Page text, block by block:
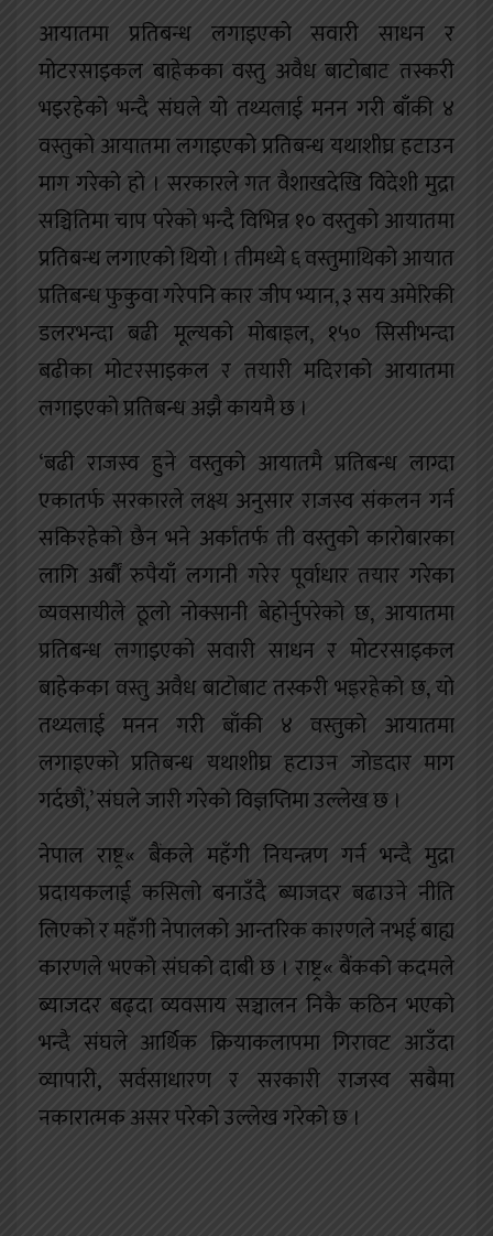
आयातमा प्रतिबन्ध लगाइएको सवारी साधन र
मोटरसाइकल बाहेकका वस्तु अवैध बाटोबाट तस्करी
भइरहेको भन्दै संघले यो तथ्यलाई मनन गरी बाँकी ४
वस्तुको आयातमा लगाइएको प्रतिबन्ध यथाशीघ्र हटाउन
माग गरेको हो । सरकारले गत वैशाखदेखि विदेशी मुद्रा
सञ्चितिमा चाप परेको भन्दै विभिन्न १० वस्तुको आयातमा
प्रतिबन्ध लगाएको थियो । तीमध्ये ६ वस्तुमाथिको आयात
प्रतिबन्ध फुकुवा गरेपनि कार जीप भ्यान, ३ सय अमेरिकी
डलरभन्दा बढी मूल्यको मोबाइल, १५० सिसीभन्दा
बढीका मोटरसाइकल र तयारी मदिराको आयातमा
लगाइएको प्रतिबन्ध अझै कायमै छ ।
‘बढी राजस्व हुने वस्तुको आयातमै प्रतिबन्ध लाग्दा
एकातर्फ सरकारले लक्ष्य अनुसार राजस्व संकलन गर्न
सकिरहेको छैन भने अर्कातर्फ ती वस्तुको कारोबारका
लागि अर्बौं रुपैयाँ लगानी गरेर पूर्वाधार तयार गरेका
व्यवसायीले ठूलो नोक्सानी बेहोर्नुपरेको छ, आयातमा
प्रतिबन्ध लगाइएको सवारी साधन र मोटरसाइकल
बाहेकका वस्तु अवैध बाटोबाट तस्करी भइरहेको छ, यो
तथ्यलाई मनन गरी बाँकी ४ वस्तुको आयातमा
लगाइएको प्रतिबन्ध यथाशीघ्र हटाउन जोडदार माग
गर्दछौं,’ संघले जारी गरेको विज्ञप्तिमा उल्लेख छ ।
नेपाल राष्ट्र« बैंकले महँगी नियन्त्रण गर्न भन्दै मुद्रा
प्रदायकलाई कसिलो बनाउँदै ब्याजदर बढाउने नीति
लिएको र महँगी नेपालको आन्तरिक कारणले नभई बाह्य
कारणले भएको संघको दाबी छ । राष्ट्र« बैंकको कदमले
ब्याजदर बढ्दा व्यवसाय सञ्चालन निकै कठिन भएको
भन्दै संघले आर्थिक क्रियाकलापमा गिरावट आउँदा
व्यापारी, सर्वसाधारण र सरकारी राजस्व सबैमा
नकारात्मक असर परेको उल्लेख गरेको छ ।